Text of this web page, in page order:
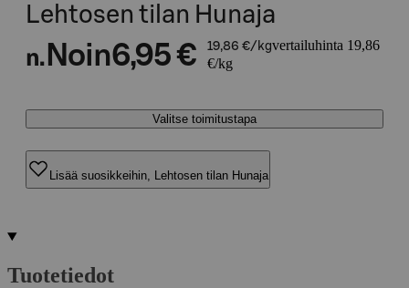
Lehtosen tilan Hunaja
n. Noin6,95 € 19,86 €/kgvertailuhinta 19,86
€/kg
Valitse toimitustapa
Lisää suosikkeihin, Lehtosen tilan Hunaja
Tuotetiedot